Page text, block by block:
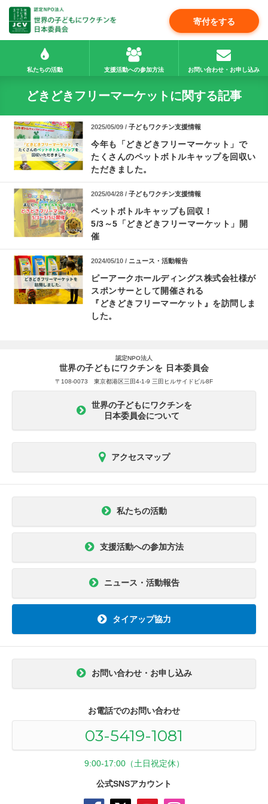
寄付をする
私たちの活動 支援活動への参加方法 お問い合わせ・お申し込み
どきどきフリーマーケットに関する記事
2025/05/09 /子どもワクチン支援情報
今年も「どきどきフリーマーケット」で
たくさんのペットボトルキャップを回収い
ただきました。
2025/04/28 /子どもワクチン支援情報
ペットボトルキャップも回収！
5/3～5「どきどきフリーマーケット」開
催
2024/05/10 / ニュース・活動報告
ピーアークホールディングス株式会社様が
スポンサーとして開催される
『どきどきフリーマーケット』を訪問しま
した。
認定NPO法人
世界の子どもにワクチンを 日本委員会
〒108-0073 東京都港区三田4-1-9 三田ヒルサイドビル8F
世界の子どもにワクチンを
日本委員会について
アクセスマップ
私たちの活動
支援活動への参加方法
ニュース・活動報告
タイアップ協力
お問い合わせ・お申し込み
お電話でのお問い合わせ
03-5419-1081
9:00-17:00（土日祝定休）
公式SNSアカウント